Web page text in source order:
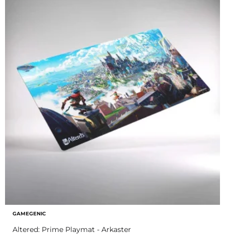
GAMEGENIC
Altered: Prime Playmat - Arkaster